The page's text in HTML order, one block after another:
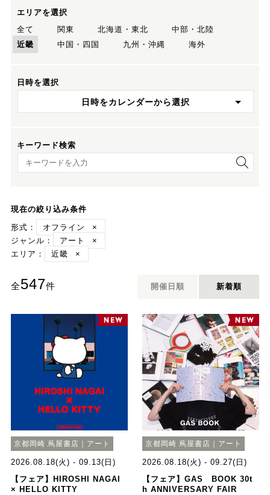
エリアを選択
全て
関東 北海道・東北
中部・北陸
近畿
中国・四国 九州・沖縄 海外
日時を選択
日時をカレンダーから選択
キーワード検索
キーワード検索
現在の絞り込み条件
形式：
オフライン
×
ジャンル：
アート
×
エリア：
近畿 ×
全547件 開催日順 新着順
京都岡崎 蔦屋書店｜アート
2026.08.18(火) - 09.13(日)
【フェア】HIROSHI NAGAI
× HELLO KITTY
京都岡崎 蔦屋書店｜アート
2026.08.18(火) - 09.27(日)
【フェア】GAS BOOK 30t
h ANNIVERSARY FAIR